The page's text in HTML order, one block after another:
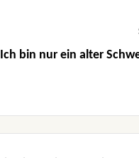
bin nur ein alter